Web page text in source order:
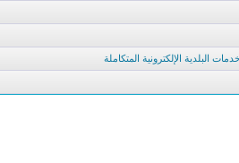
البلدية الإلكترونية المتكاملة